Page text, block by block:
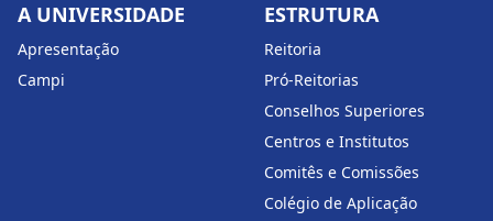
A UNIVERSIDADE
Apresentação
Campi
ESTRUTURA
Reitoria
Pró-Reitorias
Conselhos Superiores
Centros e Institutos
Comitês e Comissões
Colégio de Aplicação